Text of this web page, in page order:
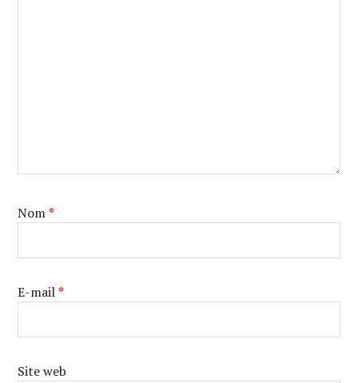
Nom*
E-mail*
Site web